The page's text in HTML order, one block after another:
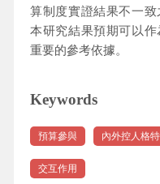
算制度實證結果不一致
本研究結果預期可以
重要的參考依據。
Keywords
預算參與 內外控人格
交互作用